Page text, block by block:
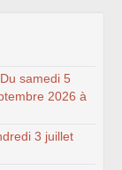
samedi 5
2026 à
3 juillet